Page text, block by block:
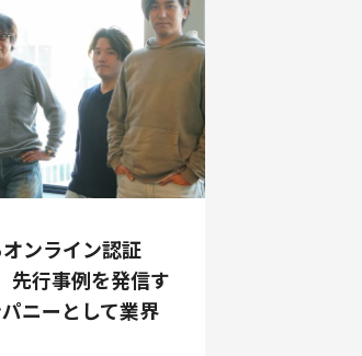
ンライン認証
先行事例を発信す
ニーとして業界